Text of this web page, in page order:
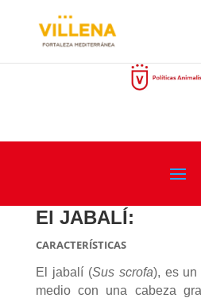
El JABALÍ:
CARACTERÍSTICAS
El jabalí (Sus scrofa), es un
medio con una cabeza